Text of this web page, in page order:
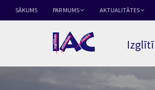
SĀKUMS PAR MUMS AKTUALITĀTES